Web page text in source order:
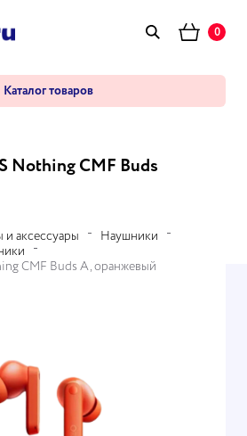
0
Каталог товаров
Nothing CMF Buds
и аксессуары
Наушники
CMF Buds A, оранжевый